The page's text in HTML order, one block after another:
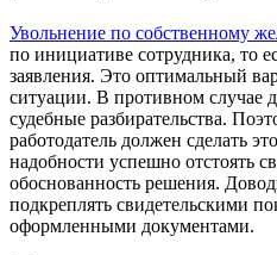
Увольнение по собственному
по инициативе сотрудника, то
заявления. Это оптимальный
ситуации. В противном случае
судебные разбирательства.
работодатель должен сделать
надобности успешно отстоять
обоснованность решения.
подкреплять свидетельскими
оформленными документами.